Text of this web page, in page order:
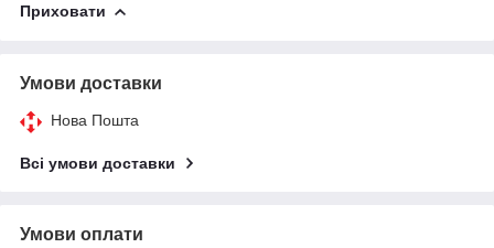
Приховати
Умови доставки
Нова Пошта
Всі умови доставки
Умови оплати